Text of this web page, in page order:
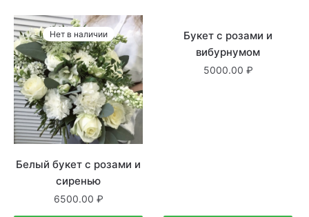
Нет в наличии
Белый букет с розами и
сиренью
6500.00
В наличии
Букет с розами и
вибурнумом
5000.00